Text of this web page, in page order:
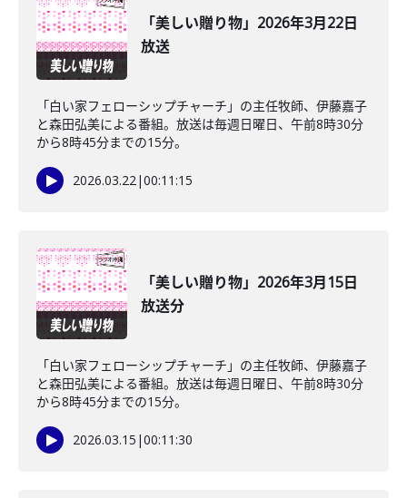
「美しい贈り物」2026年3月22日
放送
「白い家フェローシップチャーチ」の主任牧師、伊藤嘉子
と森田弘美による番組。放送は毎週日曜日、午前8時30分
から8時45分までの15分。
2026.03.22|00:11:15
「美しい贈り物」2026年3月15日
放送分
「白い家フェローシップチャーチ」の主任牧師、伊藤嘉子
と森田弘美による番組。放送は毎週日曜日、午前8時30分
から8時45分までの15分。
2026.03.15 |00:11:30